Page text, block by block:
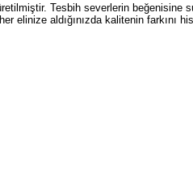
Tesbih severlerin beğenisine
elinize aldığınızda kalitenin farkını